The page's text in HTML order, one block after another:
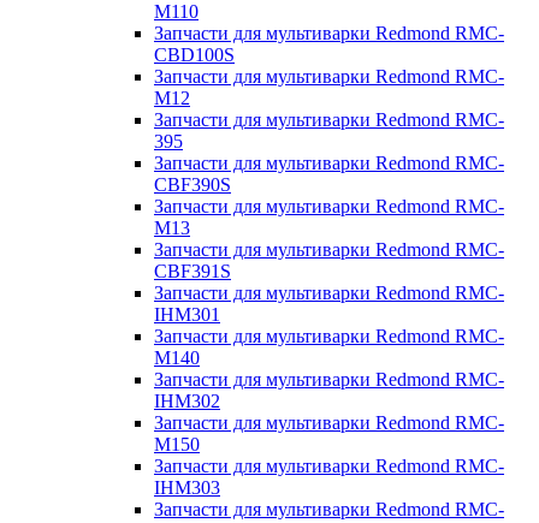
M110
Запчасти для мультиварки Redmond RMC-
CBD100S
Запчасти для мультиварки Redmond RMC-
M12
Запчасти для мультиварки Redmond RMC-
395
Запчасти для мультиварки Redmond RMC-
CBF390S
Запчасти для мультиварки Redmond RMC-
M13
Запчасти для мультиварки Redmond RMC-
CBF391S
Запчасти для мультиварки Redmond RMC-
IHM301
Запчасти для мультиварки Redmond RMC-
M140
Запчасти для мультиварки Redmond RMC-
IHM302
Запчасти для мультиварки Redmond RMC-
M150
Запчасти для мультиварки Redmond RMC-
IHM303
Запчасти для мультиварки Redmond RMC-